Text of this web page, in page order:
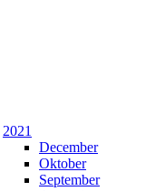
2021
December
Oktober
September